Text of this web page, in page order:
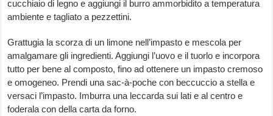
cucchiaio di legno e aggiungi il burro ammorbidito a temperatura
ambiente e tagliato a pezzettini.
Grattugia la scorza di un limone nell’impasto e mescola per
amalgamare gli ingredienti. Aggiungi l’uovo e il tuorlo e incorpora
tutto per bene al composto, fino ad ottenere un impasto cremoso
e omogeneo. Prendi una sac-à-poche con beccuccio a stella e
versaci l’impasto. Imburra una leccarda sui lati e al centro e
foderala con della carta da forno.